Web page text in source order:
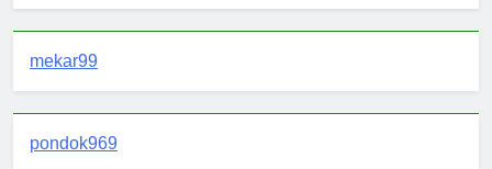
mekar99
pondok969